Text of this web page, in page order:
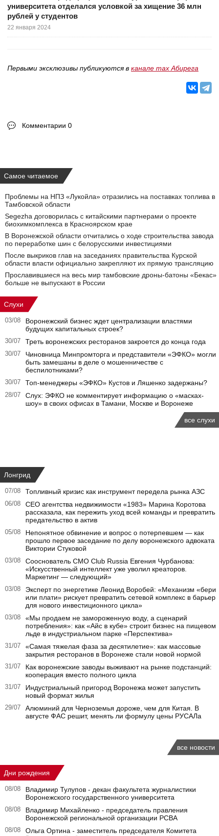
университета отделался условкой за хищение 36 млн
рублей у студентов
22 января 2024
Первыми эксклюзивы публикуются в канале max Абирега
Комментарии 0
Самое читаемое
Проблемы на НПЗ «Лукойла» отразились на поставках топлива в
Тамбовской области
Segezha договорилась с китайскими партнерами о проекте
биохимкомплекса в Красноярском крае
В Воронежской области отчитались о ходе строительства завода
по переработке шин с белорусскими инвестициями
После выкриков глав на заседаниях правительства Курской
области власти официально закрепляют их прямую трансляцию
Прославившиеся на весь мир тамбовские дроны-батоны «Бекас»
больше не выпускают в России
Слухи
03/08
Воронежский бизнес ждет централизации властями
будущих капитальных строек?
30/07 Треть воронежских ресторанов закроется до конца года
30/07
Чиновница Минпромторга и представители «ЭФКО» могли
быть замешаны в деле о мошенничестве с
беспилотниками?
30/07 Топ-менеджеры «ЭФКО» Кустов и Ляшенко задержаны?
28/07
Слух: ЭФКО не комментирует информацию о «масках-
шоу» в своих офисах в Тамани, Москве и Воронеже
все слухи
Лонгрид
07/08 Топливный кризис как инструмент передела рынка АЗС
06/08
CEO агентства недвижимости «1983» Марина Коротова
рассказала, как пережить уход всей команды и превратить
предательство в актив
05/08
Непонятное обвинение и вопрос о потерпевшем — как
прошло первое заседание по делу воронежского адвоката
Виктории Стуковой
03/08
Сооснователь CMO Club Russia Евгения Чурбанова:
«Искусственный интеллект уже уволил креаторов.
Маркетинг — следующий»
03/08
Эксперт по энергетике Леонид Воробей: «Механизм «бери
или плати» рискует превратить сетевой комплекс в барьер
для нового инвестиционного цикла»
03/08
«Мы продаем не замороженную воду, а сценарий
потребления»: как «Айс в кубе» строит бизнес на пищевом
льде в индустриальном парке «Перспектива»
31/07
«Самая тяжелая фаза за десятилетие»: как массовые
закрытия ресторанов в Воронеже стали новой нормой
31/07
Как воронежские заводы выживают на рынке подстанций:
кооперация вместо полного цикла
31/07
Индустриальный пригород Воронежа может запустить
новый формат жилья
29/07
Алюминий для Черноземья дороже, чем для Китая. В
августе ФАС решит, менять ли формулу цены РУСАЛа
все новости
Дни рождения
08/08
Владимир Тулупов - декан факультета журналистики
Воронежского государственного университета
08/08
Владимир Михайленко - председатель правления
Воронежской региональной организации РСВА
08/08
Ольга Ортина - заместитель председателя Комитета